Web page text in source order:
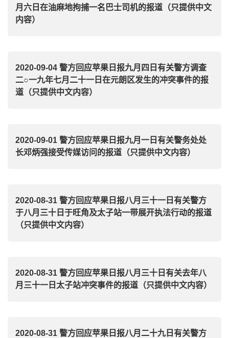
月六日在油麻地拘捕一名巴士司机的报道（只提供中文
内容）
2020-09-04 警方回应苹果日报九月四日有关警方调查
二○一九年七月二十一日在元朗区发生的冲突事件的报
道（只提供中文内容）
2020-09-01 警方回应苹果日报九月一日有关警务处处
长邓炳强接受传媒访问的报道（只提供中文内容）
2020-08-31 警方回应苹果日报八月三十一日有关警方
于八月三十日于旺角及太子站一带展开执法行动的报道
（只提供中文内容）
2020-08-31 警方回应苹果日报八月三十日有关去年八
月三十一日太子站冲突事件的报道（只提供中文内容）
2020-08-31 警方回应苹果日报八月二十九日有关警方